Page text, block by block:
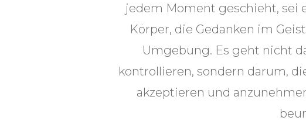
jedem Moment geschieht, sei
Körper, die Gedanken im
Umgebung. Es geht nicht
kontrollieren, sondern darum,
akzeptieren und